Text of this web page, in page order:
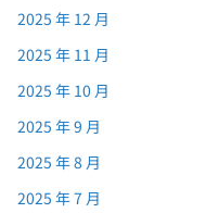
2025 年 12 月
2025 年 11 月
2025 年 10 月
2025 年 9 月
2025 年 8 月
2025 年 7 月